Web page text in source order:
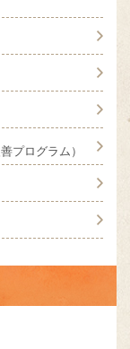
プログラム）